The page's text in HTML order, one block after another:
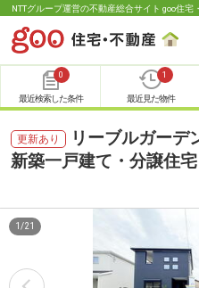
NTTグループ運営の不動産総合サイト goo住宅
0
最近検索した条件
1
最近見た物件
更新あり
リーブルガー
新築一戸建て・分譲住宅
1 /21